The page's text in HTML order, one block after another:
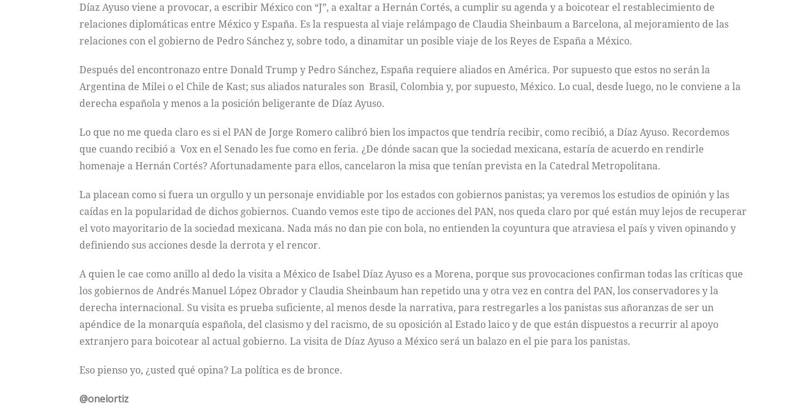
Díaz Ayuso viene a provocar, a escribir México con “J”, a exaltar a Hernán Cortés, a cumplir su agenda y a boicotear el restablecimiento de
relaciones diplomáticas entre México y España. Es la respuesta al viaje relámpago de Claudia Sheinbaum a Barcelona, al mejoramiento de las
relaciones con el gobierno de Pedro Sánchez y, sobre todo, a dinamitar un posible viaje de los Reyes de España a México.
Después del encontronazo entre Donald Trump y Pedro Sánchez, España requiere aliados en América. Por supuesto que estos no serán la
Argentina de Milei o el Chile de Kast; sus aliados naturales son Brasil, Colombia y, por supuesto, México. Lo cual, desde luego, no le conviene a la
derecha española y menos a la posición beligerante de Díaz Ayuso.
Lo que no me queda claro es si el PAN de Jorge Romero calibró bien los impactos que tendría recibir, como recibió, a Díaz Ayuso. Recordemos
que cuando recibió a Vox en el Senado les fue como en feria. ¿De dónde sacan que la sociedad mexicana, estaría de acuerdo en rendirle
homenaje a Hernán Cortés? Afortunadamente para ellos, cancelaron la misa que tenían prevista en la Catedral Metropolitana.
La placean como si fuera un orgullo y un personaje envidiable por los estados con gobiernos panistas; ya veremos los estudios de opinión y las
caídas en la popularidad de dichos gobiernos. Cuando vemos este tipo de acciones del PAN, nos queda claro por qué están muy lejos de recuperar
el voto mayoritario de la sociedad mexicana. Nada más no dan pie con bola, no entienden la coyuntura que atraviesa el país y viven opinando y
definiendo sus acciones desde la derrota y el rencor.
A quien le cae como anillo al dedo la visita a México de Isabel Díaz Ayuso es a Morena, porque sus provocaciones confirman todas las críticas que
los gobiernos de Andrés Manuel López Obrador y Claudia Sheinbaum han repetido una y otra vez en contra del PAN, los conservadores y la
derecha internacional. Su visita es prueba suficiente, al menos desde la narrativa, para restregarles a los panistas sus añoranzas de ser un
apéndice de la monarquía española, del clasismo y del racismo, de su oposición al Estado laico y de que están dispuestos a recurrir al apoyo
extranjero para boicotear al actual gobierno. La visita de Díaz Ayuso a México será un balazo en el pie para los panistas.
Eso pienso yo, ¿usted qué opina? La política es de bronce.
@onelortiz